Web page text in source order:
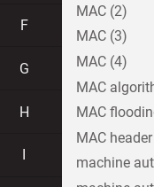
F
G
H
MAC (2)
MAC (3)
MAC (4)
MAC
MAC
MAC header
machine